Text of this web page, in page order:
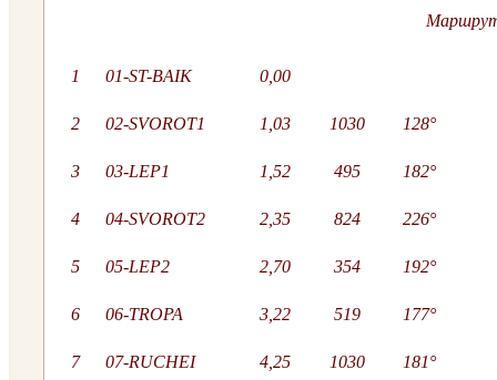
1 01-ST-BAIK 0,00
2 02-SVOROT1 1,03 1030 128°
3 03-LEP1 1,52 495 182°
4 04-SVOROT2 2,35 824 226°
5 05-LEP2 2,70 354 192°
6 06-TROPA 3,22 519 177°
7 07-RUCHEI 4,25 1030 181°